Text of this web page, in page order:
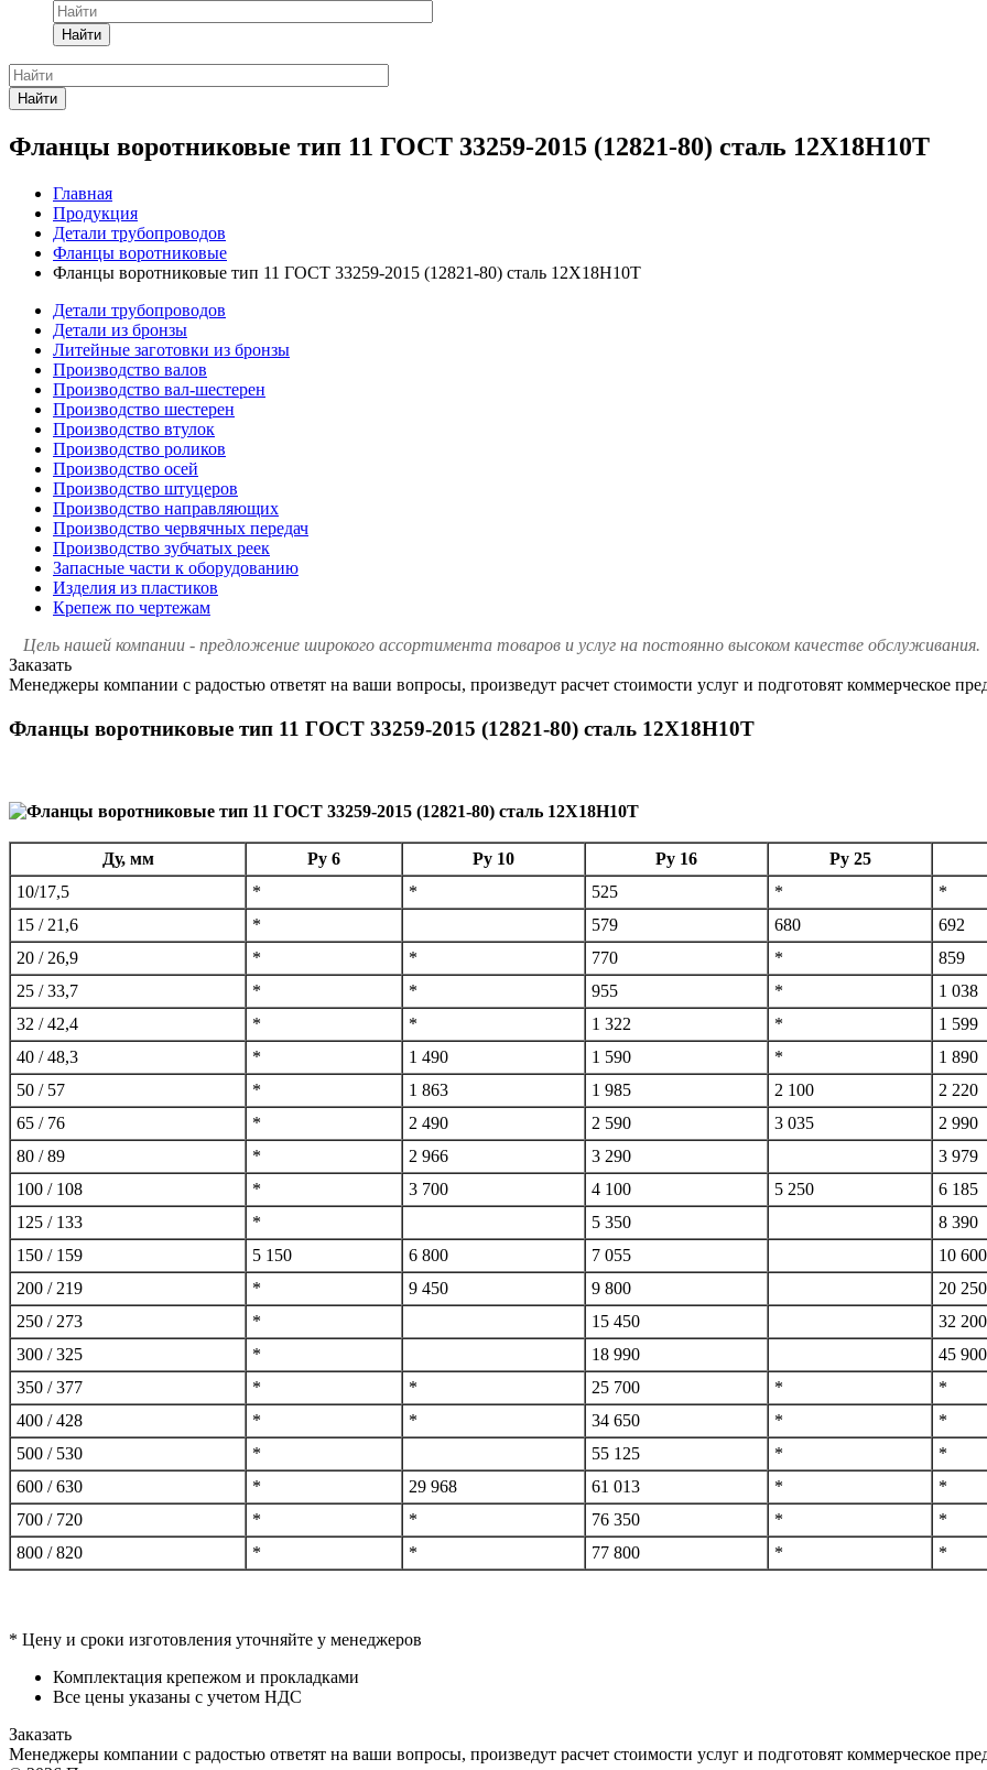
Найти
Найти
Фланцы воротниковые тип 11 ГОСТ 33259-2015 (12821-80) сталь 12Х18Н10Т
Главная
Продукция
Детали трубопроводов
Фланцы воротниковые
Фланцы воротниковые тип 11 ГОСТ 33259-2015 (12821-80) сталь 12Х18Н10Т
Детали трубопроводов
Детали из бронзы
Литейные заготовки из бронзы
Производство валов
Производство вал-шестерен
Производство шестерен
Производство втулок
Производство роликов
Производство осей
Производство штуцеров
Производство направляющих
Производство червячных передач
Производство зубчатых реек
Запасные части к оборудованию
Изделия из пластиков
Крепеж по чертежам
Цель нашей компании - предложение широкого ассортимента товаров и услуг на постоянно высоком качестве обслуживания.
Заказать
Менеджеры компании с радостью ответят на ваши вопросы, произведут расчет стоимости услуг и подготовят коммерческое
Фланцы воротниковые тип 11 ГОСТ 33259-2015 (12821-80) сталь 12Х18Н10Т
Ду, мм Ру 6 Ру 10 Ру 16 Ру 25
10/17,5
* * 525 * *
15 / 21,6
* 579 680 692
20 / 26,9
* * 770 *
859
25 / 33,7
* * 955 * 1 038
32 / 42,4
* * 1 322 * 1 599
40 / 48,3
* 1 490 1 590 * 1 890
50 / 57
* 1 863 1 985 2 100 2 220
65 / 76
* 2 490 2 590 3 035 2 990
80 / 89
* 2 966 3 290 3 979
100 / 108
* 3 700 4 100 5 250 6 185
125 / 133
* 5 350
8 390
150 / 159
5 150 6 800 7 055 10 600
200 / 219
* 9 450 9 800
20 250
250 / 273
* 15 450 32 200
300 / 325
* 18 990 45 900
350 / 377
* * 25 700 * *
400 / 428
* * 34 650 * *
500 / 530
* 55 125 * *
600 / 630
* 29 968 61 013 * *
700 / 720
* * 76 350 * *
800 / 820
* * 77 800 * *
* Цену и сроки изготовления уточняйте у менеджеров
Комплектация крепежом и прокладками
Все цены указаны с учетом НДС
Заказать
Менеджеры компании с радостью ответят на ваши вопросы, произведут расчет стоимости услуг и подготовят коммерческое